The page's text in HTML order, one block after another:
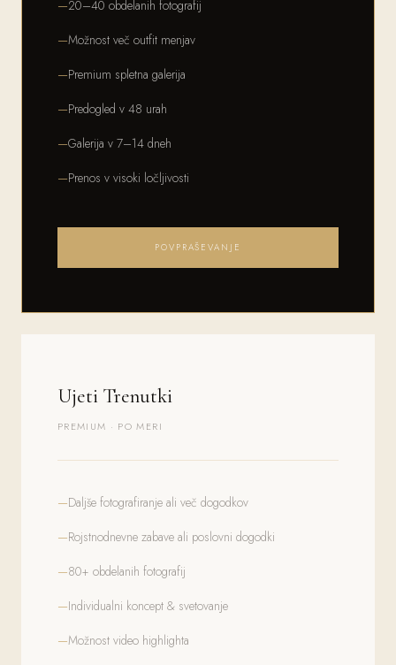
20–40 obdelanih fotografij
Možnost več outfit menjav
Premium spletna galerija
Predogled v 48 urah
Galerija v 7–14 dneh
Prenos v visoki ločljivosti
POVPRAŠEVANJE
Ujeti Trenutki
PREMIUM · PO MERI
Daljše fotografiranje ali več dogodkov
Rojstnodnevne zabave ali poslovni dogodki
80+ obdelanih fotografij
Individualni koncept & svetovanje
Možnost video highlighta